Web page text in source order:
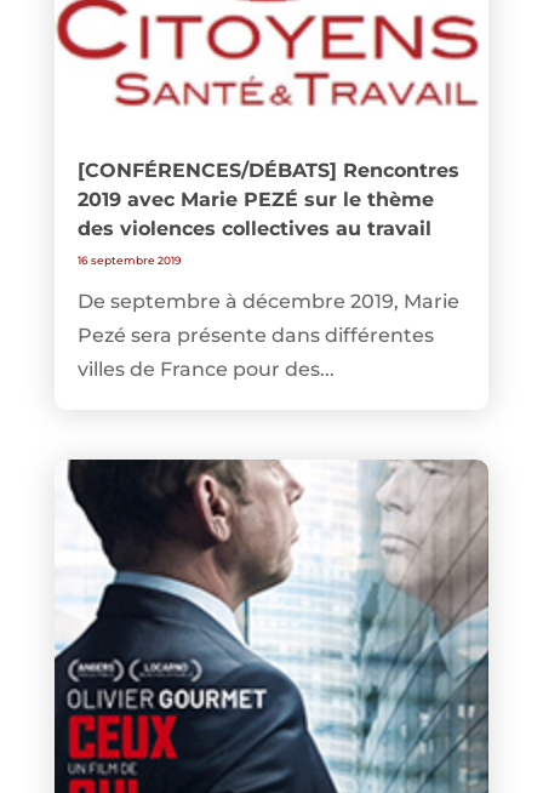
[CONFÉRENCES/DÉBATS] Rencontres
2019 avec Marie PEZÉ sur le thème
des violences collectives au travail
16 septembre 2019
De septembre à décembre 2019, Marie
Pezé sera présente dans différentes
villes de France pour des...